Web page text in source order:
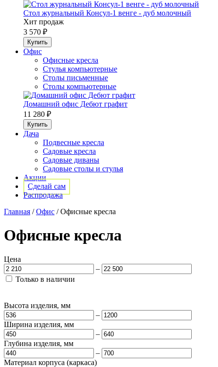
Стол журнальный Консул-1 венге - дуб молочный
Хит продаж
3 570 ₽
Офис
Офисные кресла
Стулья компьютерные
Столы письменные
Столы компьютерные
Домашний офис Дебют графит
11 280 ₽
Дача
Подвесные кресла
Садовые кресла
Садовые диваны
Садовые столы и стулья
Акции
Сделай сам
Распродажа
Главная / Офис /Офисные кресла
Офисные кресла
Цена
–
Только в наличии
Высота изделия, мм
–
Ширина изделия, мм
–
Глубина изделия, мм
–
Материал корпуса (каркаса)